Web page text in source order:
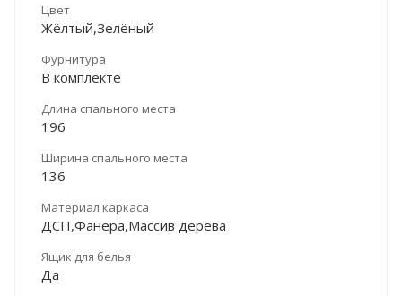
Цвет
Жёлтый,Зелёный
Фурнитура
В комплекте
Длина спального места
196
Ширина спального места
136
Материал каркаса
ДСП,Фанера,Массив дерева
Ящик для белья
Да